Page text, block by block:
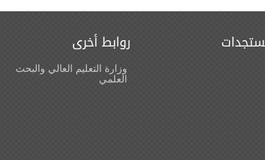
روابط أخرى
وزارة التعليم العالي والبحث
العلمي